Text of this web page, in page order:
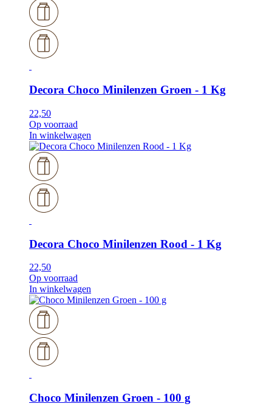
Decora Choco Minilenzen Groen - 1 Kg
22,50
Op voorraad
In winkelwagen
Decora Choco Minilenzen Rood - 1 Kg
22,50
Op voorraad
In winkelwagen
Choco Minilenzen Groen - 100 g